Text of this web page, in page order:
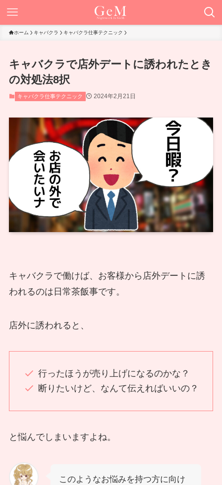
ホーム キャバクラ キャバクラ仕事テクニック
キャバクラで店外デートに誘われたとき
の対処法8択
キャバクラ仕事テクニック 2024年2月21日
キャバクラで働けば、お客様から店外デートに誘
われるのは日常茶飯事です。
店外に誘われると、
行ったほうが売り上げになるのかな？
断りたいけど、なんて伝えればいいの？
と悩んでしまいますよね。
このようなお悩みを持つ方に向け